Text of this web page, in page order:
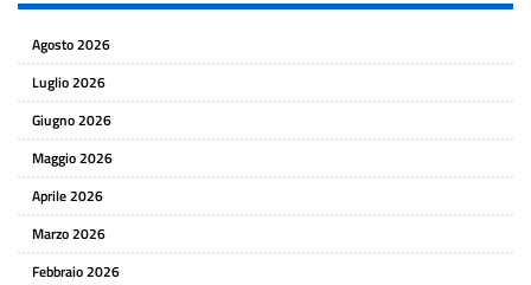
Agosto 2026
Luglio 2026
Giugno 2026
Maggio 2026
Aprile 2026
Marzo 2026
Febbraio 2026